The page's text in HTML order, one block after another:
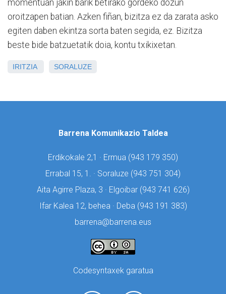
momentuan jakin barik betirako gordeko dozun
oroitzapen batian. Azken fiñan, bizitza ez da zarata asko
egiten daben ekintza sorta baten segida, ez. Bizitza
beste bide batzuetatik doia, kontu txikixetan.
IRITZIA SORALUZE
Barrena Komunikazio Taldea
Erdikokale 2,1 · Ermua (943 179 350)
Errabal 15, 1. · Soraluze (943 751 304)
Aita Agirre Plaza, 3 · Elgoibar (943 741 626)
Ifar Kalea 12, behea · Deba (943 191 383)
barrena@barrena.eus
Codesyntaxek garatua